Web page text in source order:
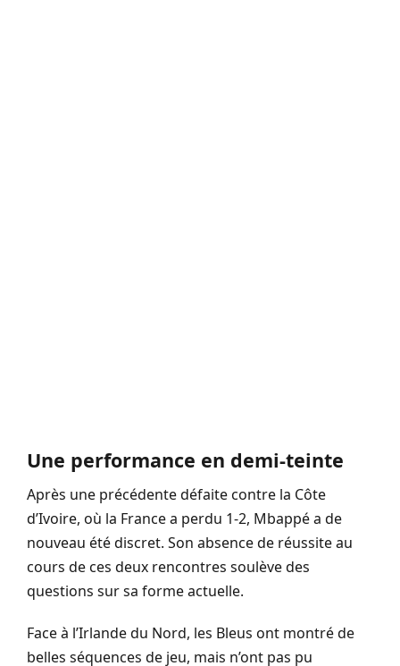
Une performance en demi-teinte
Après une précédente défaite contre la Côte
d’Ivoire, où la France a perdu 1-2, Mbappé a de
nouveau été discret. Son absence de réussite au
cours de ces deux rencontres soulève des
questions sur sa forme actuelle.
Face à l’Irlande du Nord, les Bleus ont montré de
belles séquences de jeu, mais n’ont pas pu